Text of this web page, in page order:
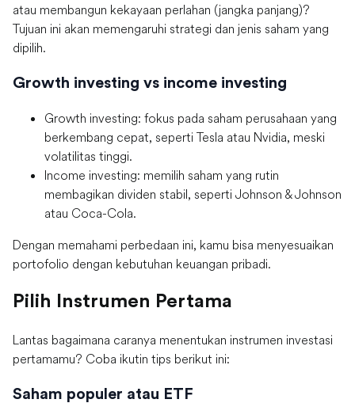
atau membangun kekayaan perlahan (jangka panjang)?
Tujuan ini akan memengaruhi strategi dan jenis saham yang
dipilih.
Growth investing vs income investing
Growth investing: fokus pada saham perusahaan yang
berkembang cepat, seperti Tesla atau Nvidia, meski
volatilitas tinggi.
Income investing: memilih saham yang rutin
membagikan dividen stabil, seperti Johnson & Johnson
atau Coca-Cola.
Dengan memahami perbedaan ini, kamu bisa menyesuaikan
portofolio dengan kebutuhan keuangan pribadi.
Pilih Instrumen Pertama
Lantas bagaimana caranya menentukan instrumen investasi
pertamamu? Coba ikutin tips berikut ini:
Saham populer atau ETF